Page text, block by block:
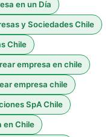
en un Día
y Sociedades Chile
Chile
empresa en chile
empresa chile
SpA Chile
en Chile